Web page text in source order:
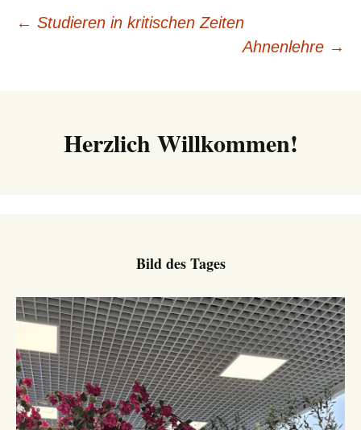
Beitrags-
← Studieren in kritischen Zeiten
Ahnenlehre →
Herzlich Willkommen!
Bild des Tages